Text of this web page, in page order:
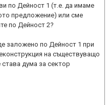
по Дейност 1 (т.е. да имаме
предложение) или сме
по Дейност 2?
заложено по Дейност 1 при
на съществуващо
дума за сектор